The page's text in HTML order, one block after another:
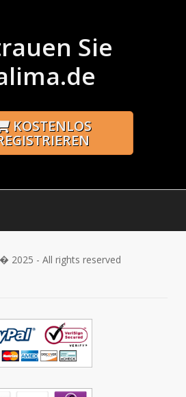
Sie
KOSTENLOS
� 2025 - All rights reserved